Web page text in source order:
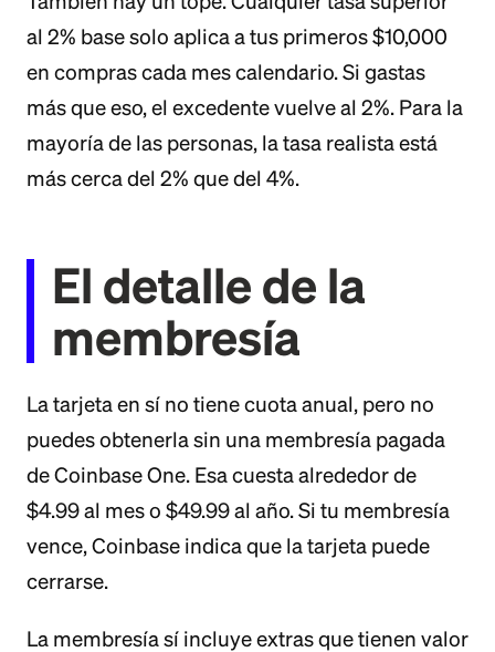
al 2% base solo aplica a tus primeros $10,000
en compras cada mes calendario. Si gastas
más que eso, el excedente vuelve al 2%. Para la
mayoría de las personas, la tasa realista está
más cerca del 2% que del 4%.
El detalle de la
membresía
La tarjeta en sí no tiene cuota anual, pero no
puedes obtenerla sin una membresía pagada
de Coinbase One. Esa cuesta alrededor de
$4.99 al mes o $49.99 al año. Si tu membresía
vence, Coinbase indica que la tarjeta puede
cerrarse.
La membresía sí incluye extras que tienen valor